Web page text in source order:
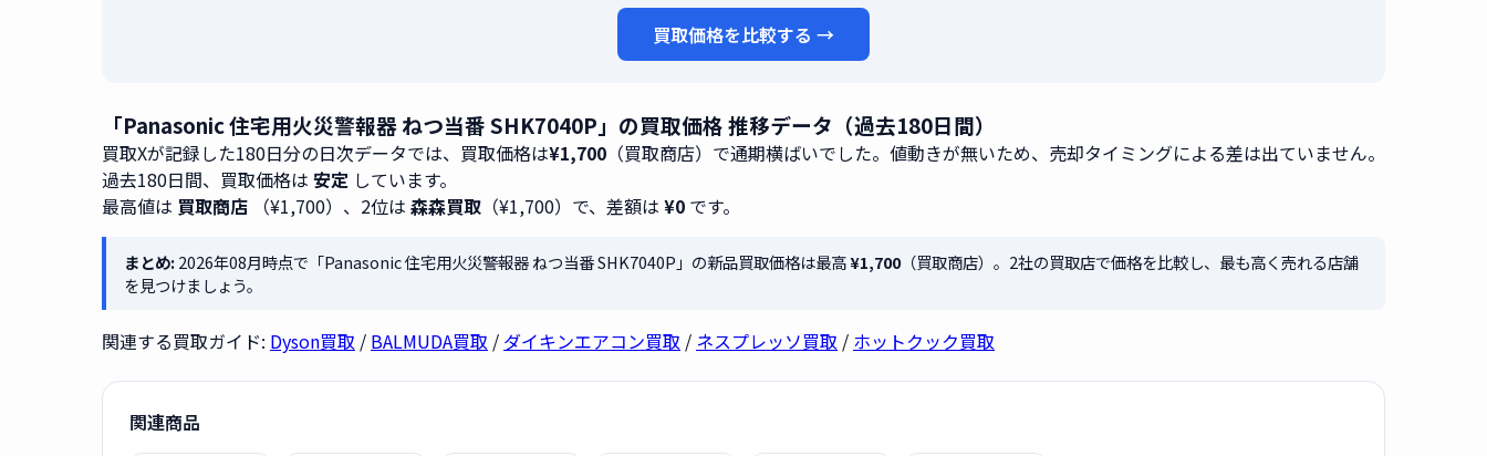
買取価格を比較する →
「Panasonic 住宅用火災警報器 ねつ当番 SHK7040P」の買取価格 推移データ（過去180日間）
買取Xが記録した180日分の日次データでは、買取価格は¥1,700 （買取商店）で通期横ばいでした。値動きが無いため、売却タイミングによる差は出ていません。
過去180日間、買取価格は 安定 しています。
最高値は 買取商店 （¥1,700）、2位は 森森買取 （¥1,700）で、差額は ¥0 です。
まとめ:2026年08月時点で「Panasonic 住宅用火災警報器 ねつ当番 SHK7040P」の新品買取価格は最高¥1,700（買取商店）。2社の買取店で価格を比較し、最も高く売れる店舗
を見つけましょう。
関連する買取ガイド: Dyson買取 / BALMUDA買取 / ダイキンエアコン買取 / ネスプレッソ買取 / ホットクック買取
関連商品